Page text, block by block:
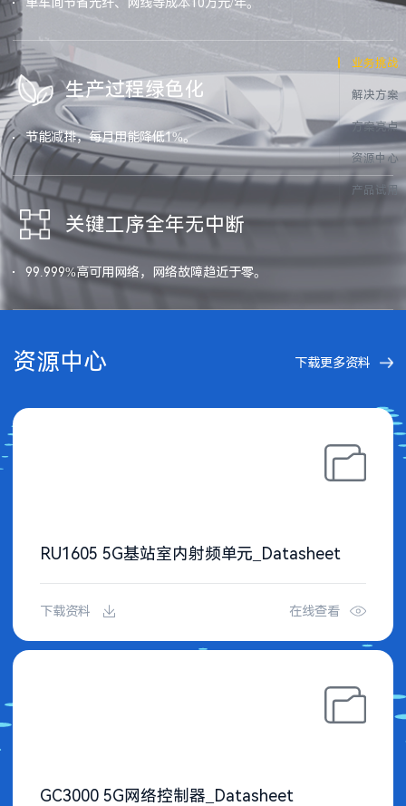
业务挑战
解决方案
方案亮点
资源中心
产品试用
生产过程绿色化
节能减排，每月用能降低1%。
关键工序全年无中断
99.999%高可用网络，网络故障趋近于零。
资源中心 下载更多资料
RU1605 5G基站室内射频单元_Datasheet
下载资料 在线查看
GC3000 5G网络控制器_Datasheet